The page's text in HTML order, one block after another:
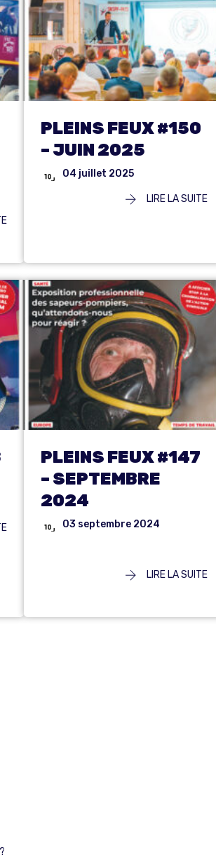
PLEINS FEUX #150
– JUIN 2025
04 juillet 2025
LIRE LA SUITE
PLEINS FEUX #147
– SEPTEMBRE
2024
03 septembre 2024
LIRE LA SUITE